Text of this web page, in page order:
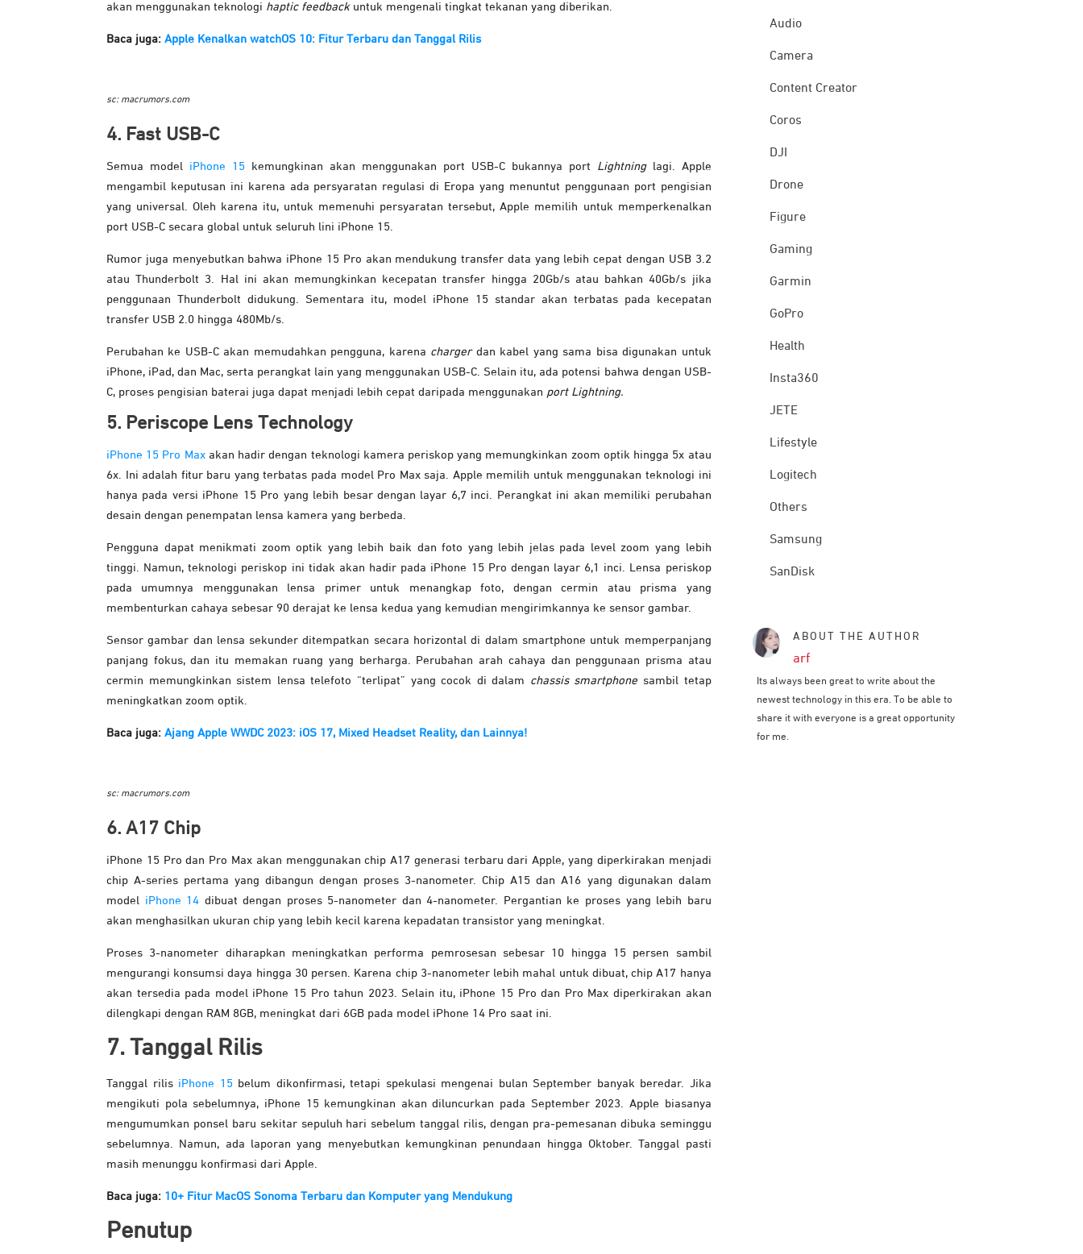
akan menggunakan teknologi haptic feedbackuntuk mengenali tingkat tekanan yang diberikan.
Baca juga: Apple Kenalkan watchOS 10: Fitur Terbaru dan Tanggal Rilis
sc: macrumors.com
4. Fast USB-C
Semua model iPhone 15 kemungkinan akan menggunakan port USB-C bukannya port Lightninglagi. Apple
mengambil keputusan ini karena ada persyaratan regulasi di Eropa yang menuntut penggunaan port pengisian
yang universal. Oleh karena itu, untuk memenuhi persyaratan tersebut, Apple memilih untuk memperkenalkan
port USB-C secara global untuk seluruh lini iPhone 15.
Rumor juga menyebutkan bahwa iPhone 15 Pro akan mendukung transfer data yang lebih cepat dengan USB 3.2
atau Thunderbolt 3. Hal ini akan memungkinkan kecepatan transfer hingga 20Gb/s atau bahkan 40Gb/s jika
penggunaan Thunderbolt didukung. Sementara itu, model iPhone 15 standar akan terbatas pada kecepatan
transfer USB 2.0 hingga 480Mb/s.
Perubahan ke USB-C akan memudahkan pengguna, karena chargerdan kabel yang sama bisa digunakan untuk
iPhone, iPad, dan Mac, serta perangkat lain yang menggunakan USB-C. Selain itu, ada potensi bahwa dengan USB-
C, proses pengisian baterai juga dapat menjadi lebih cepat daripada menggunakan port Lightning.
5. Periscope Lens Technology
iPhone 15 Pro Maxakan hadir dengan teknologi kamera periskop yang memungkinkan zoom optik hingga 5x atau
6x. Ini adalah fitur baru yang terbatas pada model Pro Max saja. Apple memilih untuk menggunakan teknologi ini
hanya pada versi iPhone 15 Pro yang lebih besar dengan layar 6,7 inci. Perangkat ini akan memiliki perubahan
desain dengan penempatan lensa kamera yang berbeda.
Pengguna dapat menikmati zoom optik yang lebih baik dan foto yang lebih jelas pada level zoom yang lebih
tinggi. Namun, teknologi periskop ini tidak akan hadir pada iPhone 15 Pro dengan layar 6,1 inci. Lensa periskop
pada umumnya menggunakan lensa primer untuk menangkap foto, dengan cermin atau prisma yang
membenturkan cahaya sebesar 90 derajat ke lensa kedua yang kemudian mengirimkannya ke sensor gambar.
Sensor gambar dan lensa sekunder ditempatkan secara horizontal di dalam smartphone untuk memperpanjang
panjang fokus, dan itu memakan ruang yang berharga. Perubahan arah cahaya dan penggunaan prisma atau
cermin memungkinkan sistem lensa telefoto “terlipat” yang cocok di dalam chassis smartphone sambil tetap
meningkatkan zoom optik.
Baca juga: Ajang Apple WWDC 2023: iOS 17, Mixed Headset Reality, dan Lainnya!
sc: macrumors.com
6. A17 Chip
iPhone 15 Pro dan Pro Max akan menggunakan chip A17 generasi terbaru dari Apple, yang diperkirakan menjadi
chip A-series pertama yang dibangun dengan proses 3-nanometer. Chip A15 dan A16 yang digunakan dalam
model iPhone 14 dibuat dengan proses 5-nanometer dan 4-nanometer. Pergantian ke proses yang lebih baru
akan menghasilkan ukuran chip yang lebih kecil karena kepadatan transistor yang meningkat.
Proses 3-nanometer diharapkan meningkatkan performa pemrosesan sebesar 10 hingga 15 persen sambil
mengurangi konsumsi daya hingga 30 persen. Karena chip 3-nanometer lebih mahal untuk dibuat, chip A17 hanya
akan tersedia pada model iPhone 15 Pro tahun 2023. Selain itu, iPhone 15 Pro dan Pro Max diperkirakan akan
dilengkapi dengan RAM 8GB, meningkat dari 6GB pada model iPhone 14 Pro saat ini.
7. Tanggal Rilis
Tanggal rilis iPhone 15 belum dikonfirmasi, tetapi spekulasi mengenai bulan September banyak beredar. Jika
mengikuti pola sebelumnya, iPhone 15 kemungkinan akan diluncurkan pada September 2023. Apple biasanya
mengumumkan ponsel baru sekitar sepuluh hari sebelum tanggal rilis, dengan pra-pemesanan dibuka seminggu
sebelumnya. Namun, ada laporan yang menyebutkan kemungkinan penundaan hingga Oktober. Tanggal pasti
masih menunggu konfirmasi dari Apple.
Baca juga: 10+ Fitur MacOS Sonoma Terbaru dan Komputer yang Mendukung
Penutup
Audio
Camera
Content Creator
Coros
DJI
Drone
Figure
Gaming
Garmin
GoPro
Health
Insta360
JETE
Lifestyle
Logitech
Others
Samsung
SanDisk
ABOUT THE AUTHOR
arf
Its always been great to write about the
newest technology in this era. To be able to
share it with everyone is a great opportunity
for me.